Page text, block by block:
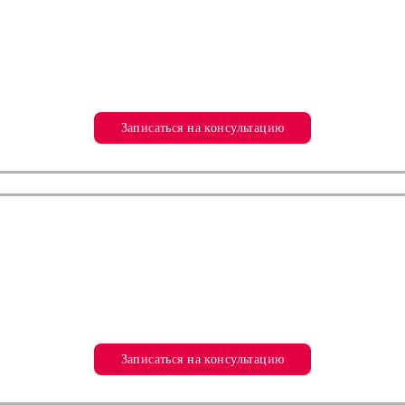
Записаться на консультацию
Записаться на консультацию